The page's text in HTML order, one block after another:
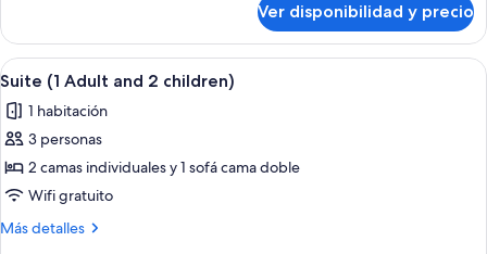
2
children)
(2
Adults
and
children)
Ver disponibilidad y precio
Ver
todas
las
fotos
de
Suite
(1
Habitación de hotel con cama, sofá,
5
Suite (1 Adult and 2 children)
1 habitación
3 personas
2 camas individuales y 1 sofá cama doble
Wifi gratuito
Más detalles
Más